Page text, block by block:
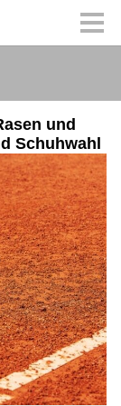
und
Schuhwahl